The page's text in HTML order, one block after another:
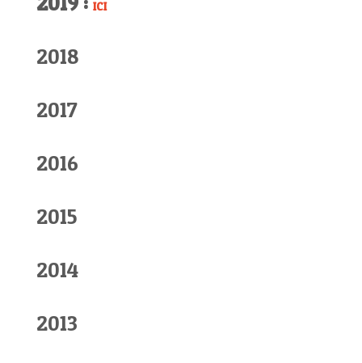
ICI
2018
2017
2016
2015
2014
2013